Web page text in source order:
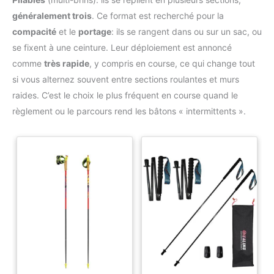
voyages, la randonnée,
l'alpinisme, la foresterie et
d'autres scènes, vous
permettant de vous adapter à
l'exploration de la nature, le
baton de marche est livré avec
un sac pour une portabilité
facile
fibre de carbone pour une excellente absorption des chocs, et
ils sont fournis avec 4 paires de semelles différentes, vous
permet de traverser le gravier, la neige, la forêt, la boue, etc.
REMARQUE: Lors de l'assemblage du baton randonnée,
appuyez sur le bouton métallique et veillez à ne pas vous
pincer la main ; lors du réglage de la hauteur, la connexion ne
bâton de randonnée
généralement trois. Ce format est recherché pour la
compacité et le portage: ils se rangent dans ou sur un sac, ou
se fixent à une ceinture. Leur déploiement est annoncé
comme très rapide, y compris en course, ce qui change tout
si vous alternez souvent entre sections roulantes et murs
raides. C’est le choix le plus fréquent en course quand le
règlement ou le parcours rend les bâtons « intermittents ».